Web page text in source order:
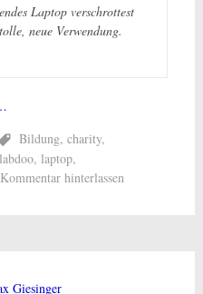
Laptop verschrottest
neue Verwendung.
Bildung, charity,
labdoo, laptop,
hinterlassen